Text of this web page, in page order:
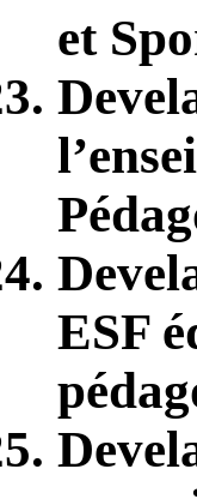
et
ESF